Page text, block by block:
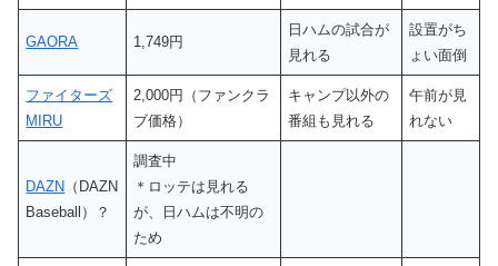
GAORA 1,749円
日ハムの試合が
見れる
設置がち
ょい面倒
ファイターズ
MIRU
2,000円（ファンクラ
ブ価格）
キャンプ以外の
番組も見れる
午前が見
れない
DAZN （DAZN
Baseball）？
調査中
＊ロッテは見れる
が、日ハムは不明の
ため